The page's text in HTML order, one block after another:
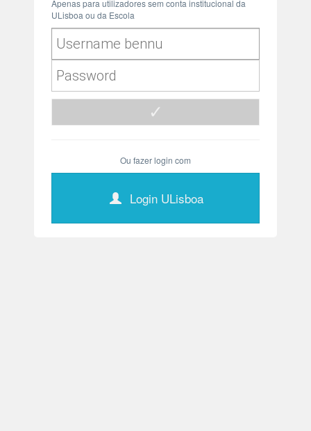
Apenas para utilizadores sem conta institucional da
ULisboa ou da Escola
Ou fazer login com
Login ULisboa